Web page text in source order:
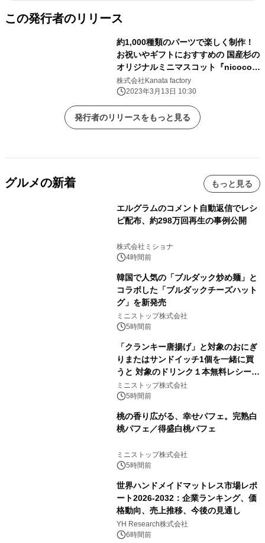
この発行者のリリース
約1,000種類のパーツで楽しく制作！
お祝いやギフトにおすすめの 国産杉の
オリジナルミニマスコット『nicoco』
予約販売開始
株式会社Kanata factory
2023年3月13日 10:30
発行者のリリースをもっと見る
グルメの新着 もっと見る
エルグラムのコメント自動返信でレシ
ピ配布、約298万回再生の事例公開
株式会社ミショナ
4時間前
韓国で人気の「ブルダック炒め麺」と
コラボした「ブルダックチーズハット
グ」を新発売
ミニストップ株式会社
5時間前
「クランキー唐揚げ」と対象のおにぎ
りまたはサンドイッチ1個を一緒に買
うと 対象のドリンク１本無料レシート
クーポンもらえる！※1
ミニストップ株式会社
5時間前
桃の香り広がる、幸せパフェ。完熟白
桃パフェ／得盛白桃パフェ
ミニストップ株式会社
5時間前
世界ハンドメイドマットレス市場レポ
ート2026-2032：企業ランキング、価
格動向、売上推移、今後の見通し
YH Research株式会社
6時間前